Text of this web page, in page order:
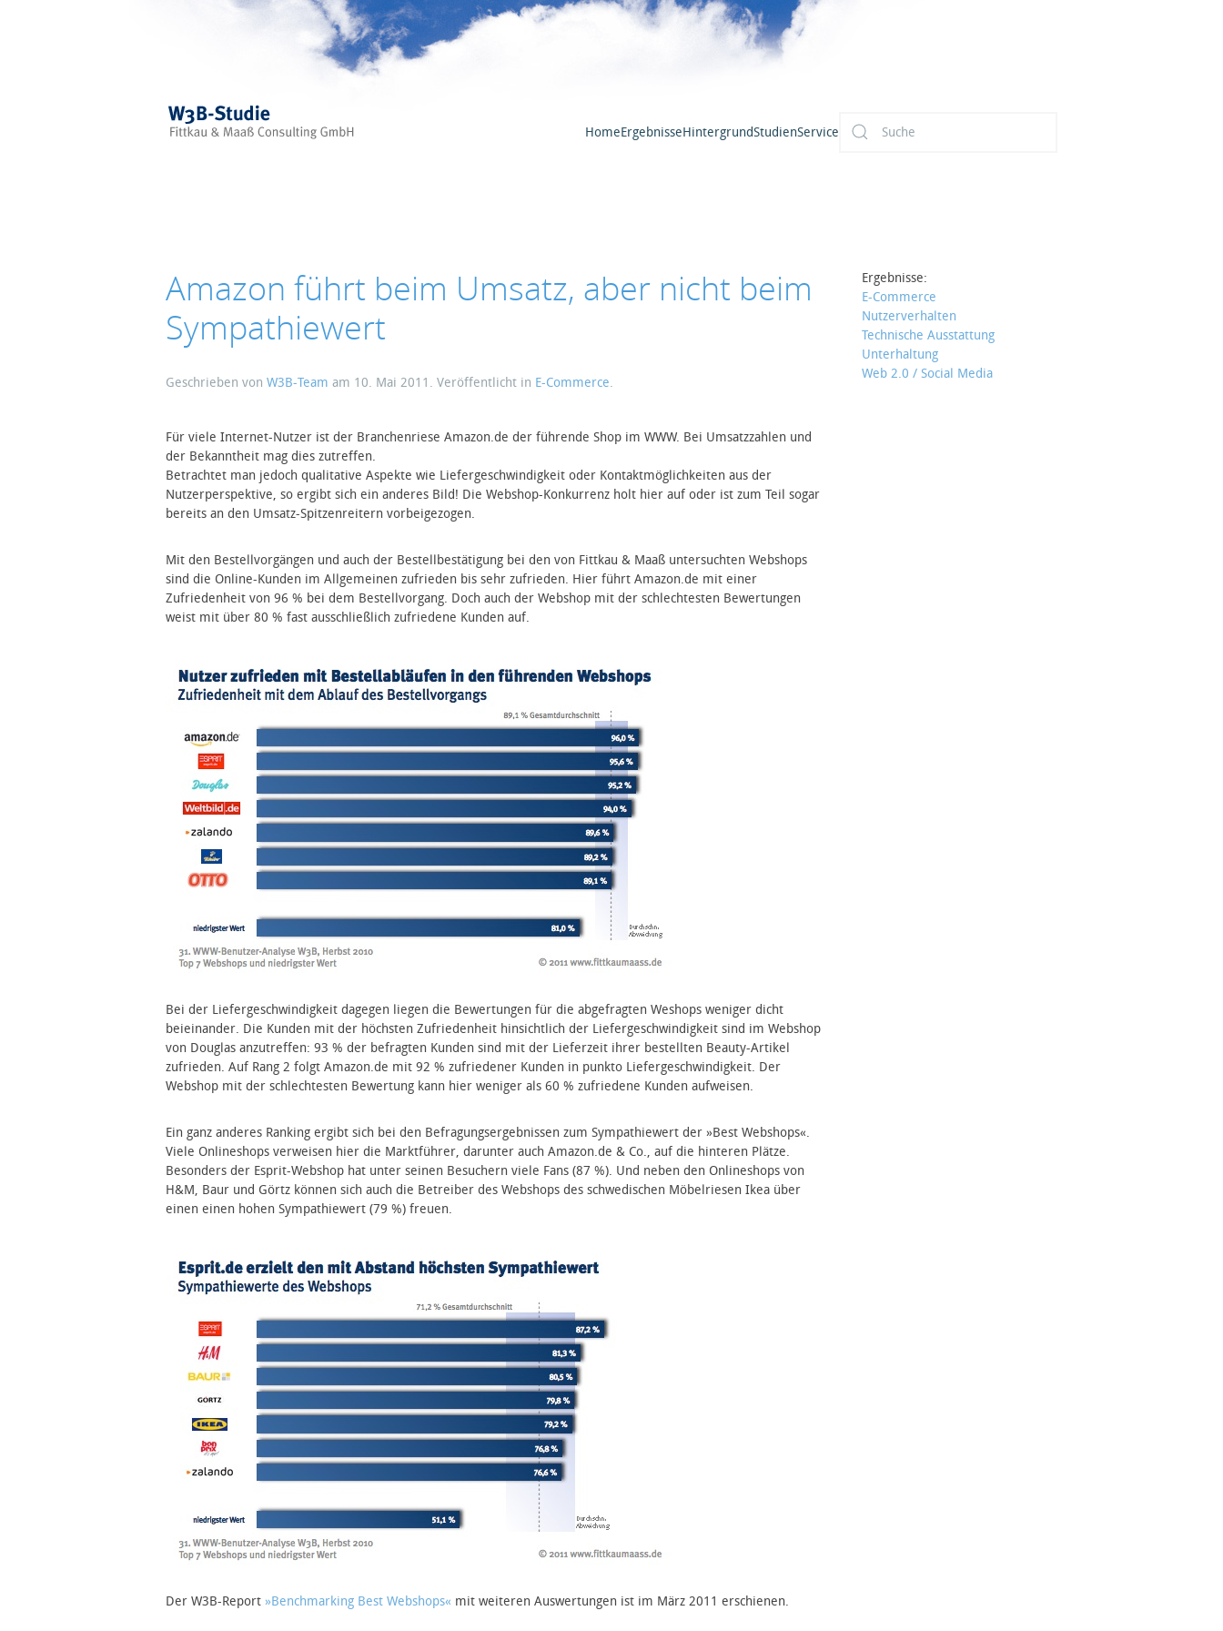
HomeErgebnisseHintergrundStudienService
Amazon führt beim Umsatz, aber nicht beim
Sympathiewert
Geschrieben von W3B-Team am 10. Mai 2011 . Veröffentlicht in E-Commerce.
Für viele Internet-Nutzer ist der Branchenriese Amazon.de der führende Shop im WWW. Bei Umsatzzahlen und
der Bekanntheit mag dies zutreffen.
Betrachtet man jedoch qualitative Aspekte wie Liefergeschwindigkeit oder Kontaktmöglichkeiten aus der
Nutzerperspektive, so ergibt sich ein anderes Bild! Die Webshop-Konkurrenz holt hier auf oder ist zum Teil sogar
bereits an den Umsatz-Spitzenreitern vorbeigezogen.
Mit den Bestellvorgängen und auch der Bestellbestätigung bei den von Fittkau & Maaß untersuchten Webshops
sind die Online-Kunden im Allgemeinen zufrieden bis sehr zufrieden. Hier führt Amazon.de mit einer
Zufriedenheit von 96 % bei dem Bestellvorgang. Doch auch der Webshop mit der schlechtesten Bewertungen
weist mit über 80 % fast ausschließlich zufriedene Kunden auf.
Bei der Liefergeschwindigkeit dagegen liegen die Bewertungen für die abgefragten Weshops weniger dicht
beieinander. Die Kunden mit der höchsten Zufriedenheit hinsichtlich der Liefergeschwindigkeit sind im Webshop
von Douglas anzutreffen: 93 % der befragten Kunden sind mit der Lieferzeit ihrer bestellten Beauty-Artikel
zufrieden. Auf Rang 2 folgt Amazon.de mit 92 % zufriedener Kunden in punkto Liefergeschwindigkeit. Der
Webshop mit der schlechtesten Bewertung kann hier weniger als 60 % zufriedene Kunden aufweisen.
Ein ganz anderes Ranking ergibt sich bei den Befragungsergebnissen zum Sympathiewert der »Best Webshops«.
Viele Onlineshops verweisen hier die Marktführer, darunter auch Amazon.de & Co., auf die hinteren Plätze.
Besonders der Esprit-Webshop hat unter seinen Besuchern viele Fans (87 %). Und neben den Onlineshops von
H&M, Baur und Görtz können sich auch die Betreiber des Webshops des schwedischen Möbelriesen Ikea über
einen einen hohen Sympathiewert (79 %) freuen.
Der W3B-Report »Benchmarking Best Webshops« mit weiteren Auswertungen ist im März 2011 erschienen.
Ergebnisse:
E-Commerce
Nutzerverhalten
Technische Ausstattung
Unterhaltung
Web 2.0 / Social Media